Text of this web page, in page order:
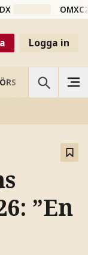
Logga in
VETENSKAP
”En